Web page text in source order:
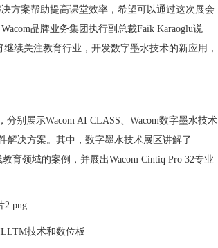
方案帮助提高课堂效率，希望可以通过这次展会
品牌业务集团执行副总裁Faik Karaoglu说
续关注教育行业，开发数字墨水技术的新应用，
别展示Wacom AI CLASS、Wacom数字墨水技术
解决方案。其中，数字墨水技术展区讲解了
育领域的案例，并展出Wacom Cintiq Pro 32专业
技术和数位板